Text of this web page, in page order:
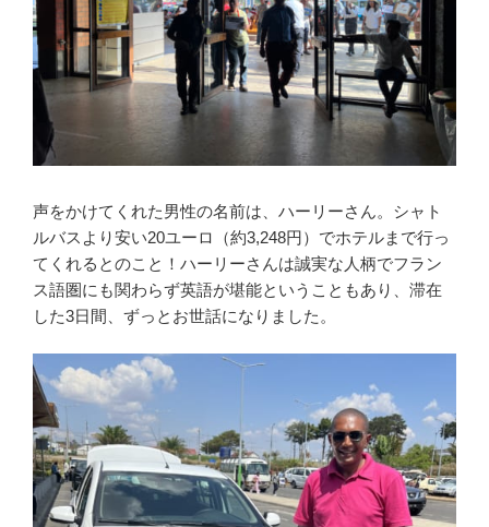
声をかけてくれた男性の名前は、ハーリーさん。シャト
ルバスより安い20ユーロ（約3,248円）でホテルまで行っ
てくれるとのこと！ハーリーさんは誠実な人柄でフラン
ス語圏にも関わらず英語が堪能ということもあり、滞在
した3日間、ずっとお世話になりました。